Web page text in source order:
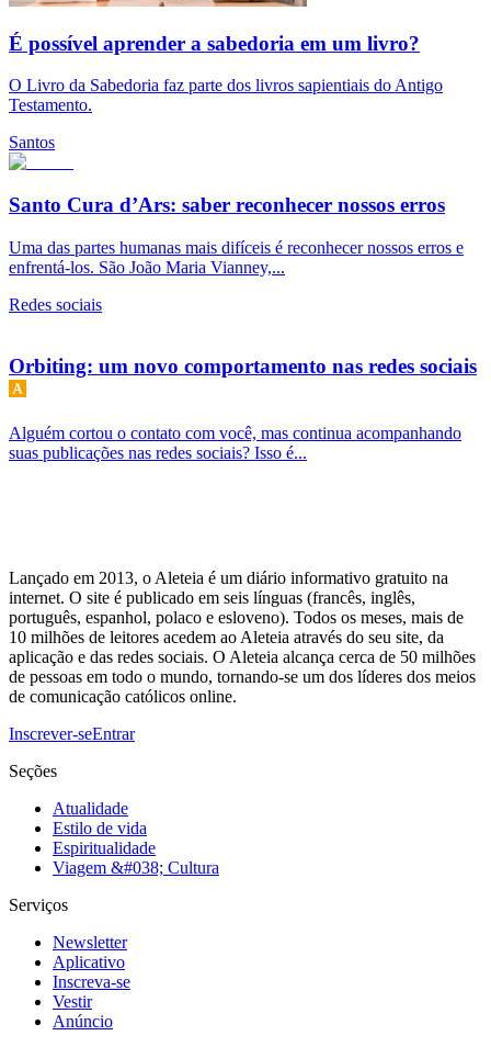
É possível aprender a sabedoria em um livro?
O Livro da Sabedoria faz parte dos livros sapientiais do Antigo
Testamento.
Santos
Santo Cura d’Ars: saber reconhecer nossos erros
Uma das partes humanas mais difíceis é reconhecer nossos erros e
enfrentá-los. São João Maria Vianney,...
Redes sociais
Orbiting: um novo comportamento nas redes sociais
Alguém cortou o contato com você, mas continua acompanhando
suas publicações nas redes sociais? Isso é...
Lançado em 2013, o Aleteia é um diário informativo gratuito na
internet. O site é publicado em seis línguas (francês, inglês,
português, espanhol, polaco e esloveno). Todos os meses, mais de
10 milhões de leitores acedem ao Aleteia através do seu site, da
aplicação e das redes sociais. O Aleteia alcança cerca de 50 milhões
de pessoas em todo o mundo, tornando-se um dos líderes dos meios
de comunicação católicos online.
Inscrever-seEntrar
Seções
Atualidade
Estilo de vida
Espiritualidade
Viagem &#038; Cultura
Serviços
Newsletter
Aplicativo
Inscreva-se
Vestir
Anúncio